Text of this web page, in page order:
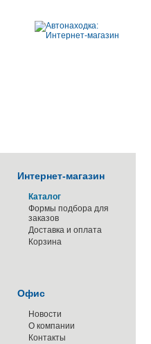
Интернет-магазин
Каталог
Формы подбора для
заказов
Доставка и оплата
Корзина
Офис
Новости
О компании
Контакты